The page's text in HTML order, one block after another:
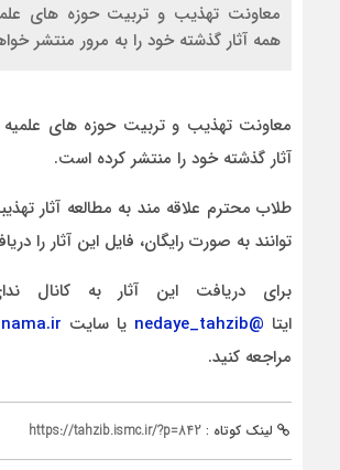
همه آثار گذشته خود را به مرور منتشر
آثار گذشته خود را منتشر کرده است.
طلاب محترم علاقه مند به مطالعه آثار
توانند به صورت رایگان، فایل این آثار را
برای دریافت این آثار به کانال
ایتا @
nedaye_tahzib یا سایت
مراجعه کنید.
لینک کوتاه : https://tahzib.ismc.ir/?p=842